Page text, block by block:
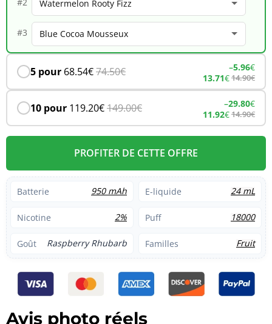
Raspberry
Rhubarb
#3
5 pour 68.54€74.50€ –5.96€
13.71€14.90€
10 pour 119.20€149.00€ –29.80€
11.92€14.90€
PROFITER DE CETTE OFFRE
Batterie 950 mAh E-liquide 24 mL
Nicotine 2% Puff 18000
Goût Raspberry Rhubarb Familles Fruit
Avis photo réels